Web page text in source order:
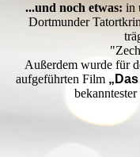
...und noch etwas: in
Dortmunder
Außerdem wurde für
aufgeführten Film